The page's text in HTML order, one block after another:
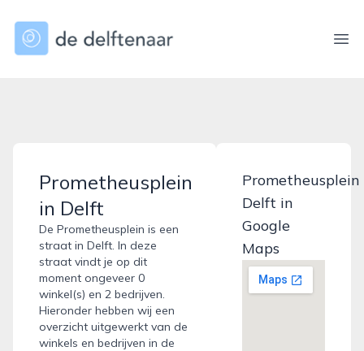
dedelftenaar.nl
Prometheusplein
in Delft
De Prometheusplein is een
straat in Delft. In deze
straat vindt je op dit
moment ongeveer 0
winkel(s) en 2 bedrijven.
Hieronder hebben wij een
overzicht uitgewerkt van de
winkels en bedrijven in de
Prometheusplein
Delft in
Google
Maps